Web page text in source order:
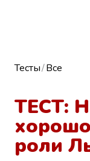
Тесты Все
ТЕСТ:
роли